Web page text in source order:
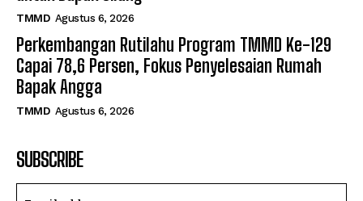
TMMD Agustus 6, 2026
Perkembangan Rutilahu Program TMMD Ke-129
Capai 78,6 Persen, Fokus Penyelesaian Rumah
Bapak Angga
TMMD Agustus 6, 2026
SUBSCRIBE